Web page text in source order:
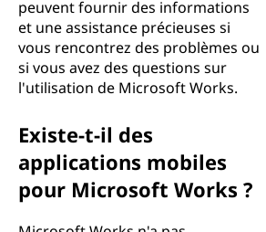
peuvent fournir des informations
et une assistance précieuses si
vous rencontrez des problèmes ou
si vous avez des questions sur
l'utilisation de Microsoft Works.
Existe-t-il des
applications mobiles
pour Microsoft Works ?